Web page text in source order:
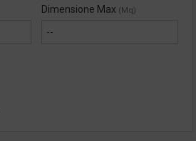
Dimensione Max (Mq)